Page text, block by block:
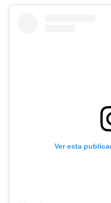
Ver esta